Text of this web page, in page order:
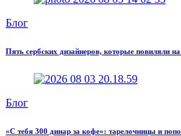
Блог
Пять сербских дизайнеров, которые повиляли
Блог
«С тебя 300 динар за кофе»: тарелочницы и